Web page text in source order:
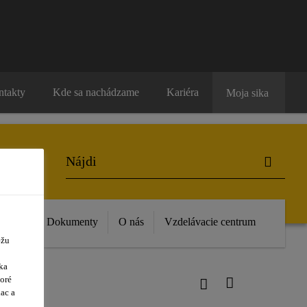
Kde sa nachádzame Kariéra Moja sika
Dokumenty O nás Vzdelávacie centrum
a